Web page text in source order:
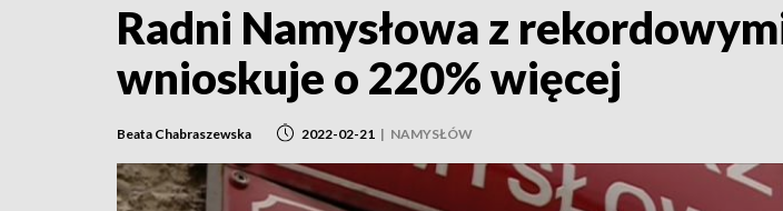
Radni Namysłowa z
wnioskuje o 220% więcej
Beata Chabraszewska 2022-02-21 | NAMYSŁÓW